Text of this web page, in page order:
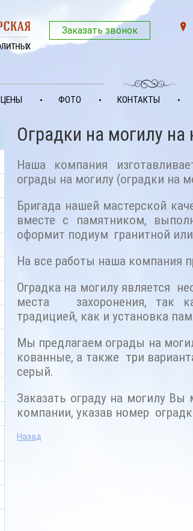
Заказать звонок
ЦЕНЫ ФОТО КОНТАКТЫ
Оградки на могилу
Наша компания
ограды на могилу (оградки на
Бригада нашей мастерской
вместе с памятником,
оформит подиум гранитной
На все работы наша компания
Оградка на могилу является
места захоронения, так
традицией, как и установка
Мы предлагаем ограды на
кованные, а также три
серый.
Заказать ограду на могилу
компании, указав номер
Назад